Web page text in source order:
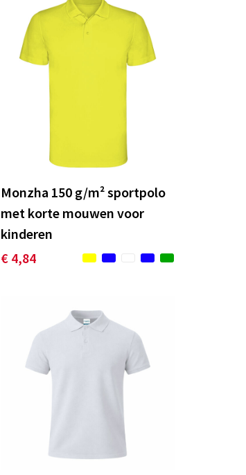
Monzha 150 g/m² sportpolo
met korte mouwen voor
kinderen
€ 4,84